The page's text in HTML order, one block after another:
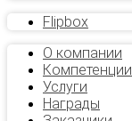
Flipbox
О компании
Компетенции
Услуги
Награды